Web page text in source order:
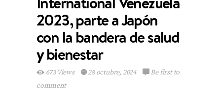
2023, parte a Japón
con la bandera de salud
y bienestar
673 Views 28 octubre, 2024
Be first to
comment